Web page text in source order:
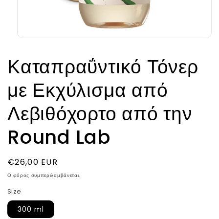
στο
βοηθητικό
Καταπραΰντικό Τόνερ
με Εκχύλισμα από
Λεβιθόχορτο από την
Round Lab
Κανονική
τιμή
€26,00 EUR
Ο φόρος συμπεριλαμβάνεται.
Size
300 ml